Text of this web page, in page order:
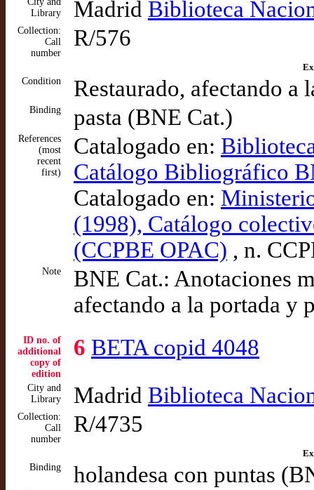
Library
Madrid Biblioteca
Collection:
Call
number
R/576
Condition
Restaurado, afectando a
Binding pasta (BNE Cat.)
References
(most
recent
first)
Catalogado en:
Catálogo Bibliográfico
Catalogado en:
(1998), Catálogo
(CCPBE OPAC) , n.
Note
BNE Cat.: Anotaciones
afectando a la portada y
ID no. of
additional
copy of
edition
6 BETA copid 4048
City and
Library
Madrid Biblioteca
Collection:
Call
number
R/4735
Binding
holandesa con puntas